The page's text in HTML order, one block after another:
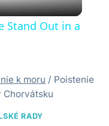
Stand Out in a
k moru / Poistenie
Chorvátsku
RADY